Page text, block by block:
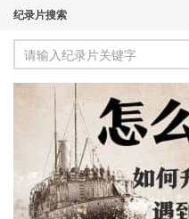
纪录片搜索